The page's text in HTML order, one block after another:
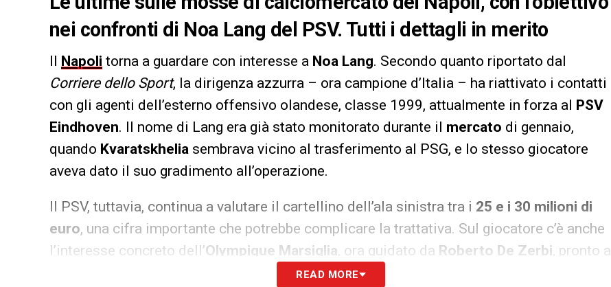
nei confronti di Noa Lang del PSV. Tutti i dettagli in merito
Il Napoli torna a guardare con interesse a Noa Lang. Secondo quanto riportato dal
Corriere dello Sport, la dirigenza azzurra – ora campione d’Italia – ha riattivato i contatti
con gli agenti dell’esterno offensivo olandese, classe 1999, attualmente in forza al PSV
Eindhoven. Il nome di Lang era già stato monitorato durante il mercato di gennaio,
quando Kvaratskhelia sembrava vicino al trasferimento al PSG, e lo stesso giocatore
aveva dato il suo gradimento all’operazione.
Il PSV, tuttavia, continua a valutare il cartellino dell’ala sinistra tra i 25 e i 30 milioni di
euro, una cifra importante che potrebbe complicare la trattativa. Sul giocatore c’è anche
l’interesse concreto dell’Olympique Marsiglia , ora guidato da Roberto De Zerbi , pronto a
inserirsi nella corsa al talento olandese.Il Napoli, però, resta vigile
READ MORE